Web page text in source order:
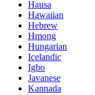
Hausa
Hawaiian
Hebrew
Hmong
Hungarian
Icelandic
Igbo
Javanese
Kannada